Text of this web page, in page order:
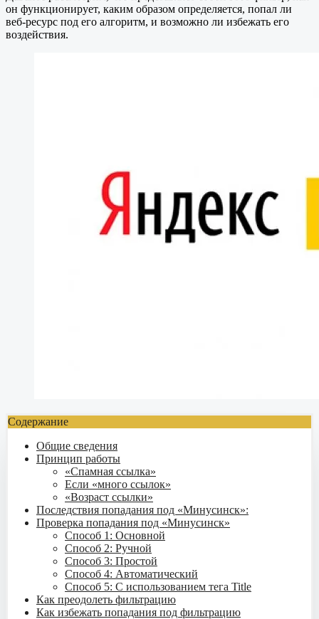
он функционирует, каким образом определяется, попал ли
веб-ресурс под его алгоритм, и возможно ли избежать его
воздействия.
Содержание
Общие сведения
Принцип работы
«Спамная ссылка»
Если «много ссылок»
«Возраст ссылки»
Последствия попадания под «Минусинск»:
Проверка попадания под «Минусинск»
Способ 1: Основной
Способ 2: Ручной
Способ 3: Простой
Способ 4: Автоматический
Способ 5: С использованием тега Title
Как преодолеть фильтрацию
Как избежать попадания под фильтрацию